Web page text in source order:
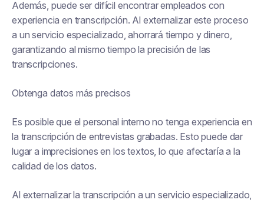
Además, puede ser difícil encontrar empleados con
experiencia en transcripción. Al externalizar este proceso
a un servicio especializado, ahorrará tiempo y dinero,
garantizando al mismo tiempo la precisión de las
transcripciones.
Obtenga datos más precisos
Es posible que el personal interno no tenga experiencia en
la transcripción de entrevistas grabadas. Esto puede dar
lugar a imprecisiones en los textos, lo que afectaría a la
calidad de los datos.
Al externalizar la transcripción a un servicio especializado,